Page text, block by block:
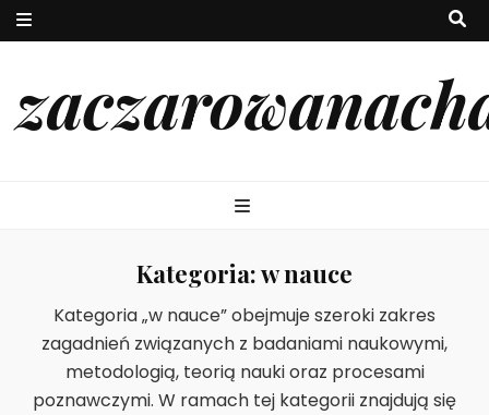
Kategoria:w nauce
Kategoria „w nauce” obejmuje szeroki zakres
zagadnień związanych z badaniami naukowymi,
metodologią, teorią nauki oraz procesami
poznawczymi. W ramach tej kategorii znajdują się